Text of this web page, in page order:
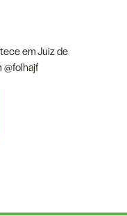
em Juiz de
@folhajf